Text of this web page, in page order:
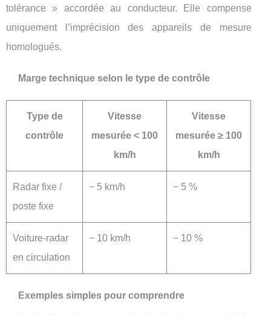
tolérance » accordée au conducteur. Elle compense
uniquement l’imprécision des appareils de mesure
homologués.
Marge technique selon le type de contrôle
Type de
contrôle
Vitesse
mesurée < 100
km/h
Vitesse
mesurée ≥ 100
km/h
Radar fixe /
poste fixe
− 5 km/h − 5 %
Voiture-radar
en circulation
− 10 km/h − 10 %
Exemples simples pour comprendre